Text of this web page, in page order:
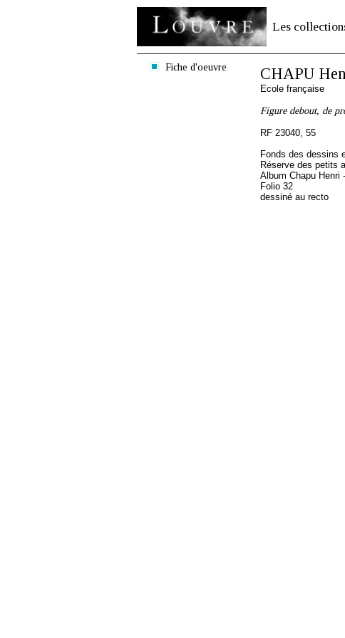
Les
Fiche d'oeuvre CHAPU
Ecole française
Figure debout, de
RF 23040, 55
Fonds des dessins
Réserve des petits
Album Chapu Henri
Folio 32
dessiné au recto